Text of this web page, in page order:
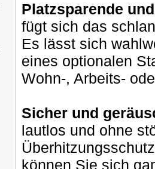
Platzsparende
fügt sich das
Es lässt sich
eines optionalen
Wohn-, Arbeits-
Sicher und
lautlos und ohne
können Sie sich